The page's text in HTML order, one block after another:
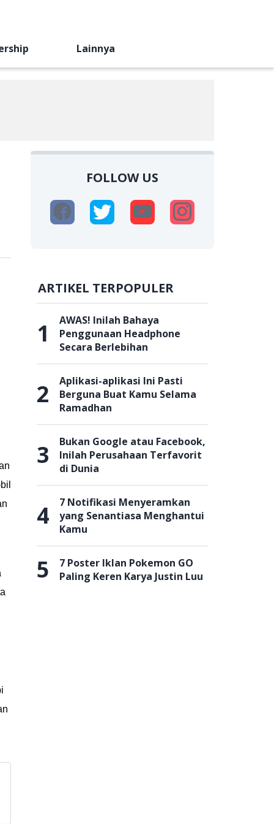
Lainnya
FOLLOW US
ARTIKEL TERPOPULER
1
AWAS! Inilah Bahaya
Penggunaan Headphone
Secara Berlebihan
2
Aplikasi-aplikasi Ini Pasti
Berguna Buat Kamu Selama
Ramadhan
3
Bukan Google atau Facebook,
Inilah Perusahaan Terfavorit
di Dunia
4
7 Notifikasi Menyeramkan
yang Senantiasa Menghantui
Kamu
5
7 Poster Iklan Pokemon GO
Paling Keren Karya Justin Luu